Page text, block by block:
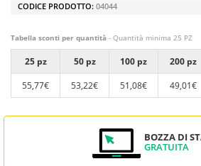
CODICE PRODOTTO: 04044
Tabella sconti per quantità - Quantità minima 25 PZ
25 pz 50 pz 100 pz 200 pz
55,77€
53,22€ 51,08€ 49,01€
BOZZA DI
GRATUITA